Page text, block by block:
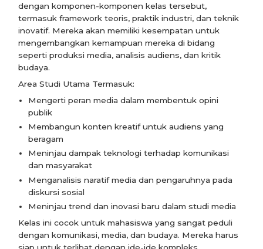
dengan komponen-komponen kelas tersebut,
termasuk framework teoris, praktik industri, dan teknik
inovatif. Mereka akan memiliki kesempatan untuk
mengembangkan kemampuan mereka di bidang
seperti produksi media, analisis audiens, dan kritik
budaya.
Area Studi Utama Termasuk:
Mengerti peran media dalam membentuk opini
publik
Membangun konten kreatif untuk audiens yang
beragam
Meninjau dampak teknologi terhadap komunikasi
dan masyarakat
Menganalisis naratif media dan pengaruhnya pada
diskursi sosial
Meninjau trend dan inovasi baru dalam studi media
Kelas ini cocok untuk mahasiswa yang sangat peduli
dengan komunikasi, media, dan budaya. Mereka harus